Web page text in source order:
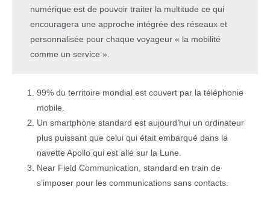
numérique est de pouvoir traiter la multitude ce qui
encouragera une approche intégrée des réseaux et
personnalisée pour chaque voyageur « la mobilité
comme un service ».
99% du territoire mondial est couvert par la téléphonie
mobile.
Un smartphone standard est aujourd’hui un ordinateur
plus puissant que celui qui était embarqué dans la
navette Apollo qui est allé sur la Lune.
Near Field Communication, standard en train de
s’imposer pour les communications sans contacts.